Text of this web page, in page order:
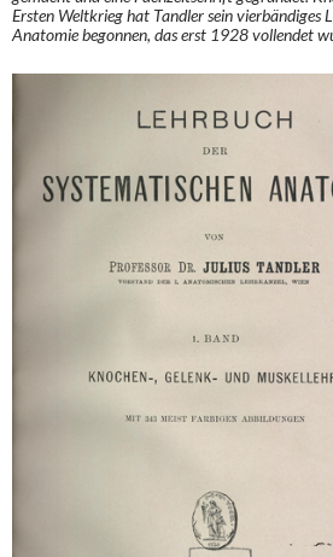
Ersten Weltkrieg hat Tandler sein vierbändiges
Anatomie begonnen, das erst 1928 vollendet